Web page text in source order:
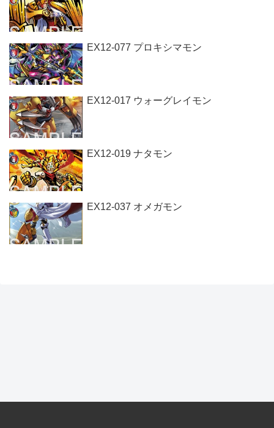
EX12-077 プロキシマモン
EX12-017 ウォーグレイモン
EX12-019 ナタモン
EX12-037 オメガモン